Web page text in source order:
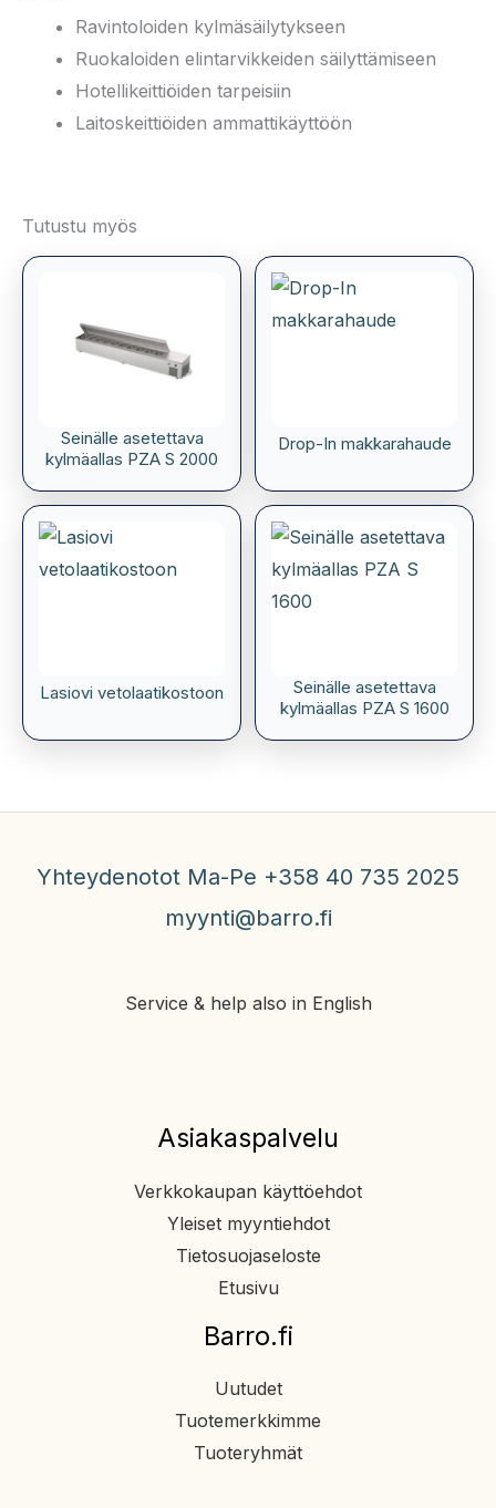
Ravintoloiden kylmäsäilytykseen
Ruokaloiden elintarvikkeiden säilyttämiseen
Hotellikeittiöiden tarpeisiin
Laitoskeittiöiden ammattikäyttöön
Tutustu myös
Seinälle asetettava
kylmäallas PZA S 2000
Drop-In makkarahaude
Lasiovi vetolaatikostoon
Seinälle asetettava
kylmäallas PZA S 1600
Yhteydenotot Ma-Pe +358 40 735 2025
myynti@barro.fi
Service & help also in English
Asiakaspalvelu
Verkkokaupan käyttöehdot
Yleiset myyntiehdot
Tietosuojaseloste
Etusivu
Barro.fi
Uutudet
Tuotemerkkimme
Tuoteryhmät